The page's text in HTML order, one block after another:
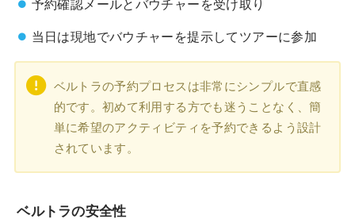
当日は現地でバウチャーを提示してツアーに参加
ベルトラの予約プロセスは非常にシンプルで直感
的です。初めて利用する方でも迷うことなく、簡
単に希望のアクティビティを予約できるよう設計
されています。
ベルトラの安全性